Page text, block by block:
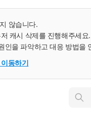
않습니다.
캐시 삭제를 진행해주세요.
인을 파악하고 대응 방법을
동하기
인